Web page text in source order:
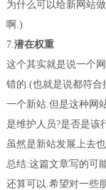
为什么可以给新网站
啊.)
7. 潜在权重
这个其实就是说一个
错的.(也就是说都符合
一个新站.但是这种网
是维护人员?是否是该
虽然是新站发展上去
总结:这篇文章写的可
还算可以.希望对一些